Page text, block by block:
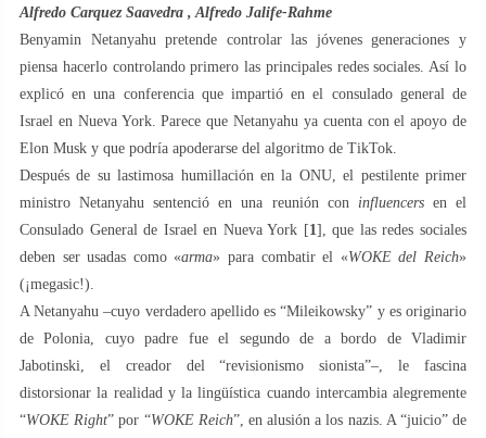
Alfredo Carquez Saavedra , Alfredo Jalife-Rahme
Benyamin Netanyahu pretende controlar las jóvenes generaciones y
piensa hacerlo controlando primero las principales redes sociales. Así lo
explicó en una conferencia que impartió en el consulado general de
Israel en Nueva York. Parece que Netanyahu ya cuenta con el apoyo de
Elon Musk y que podría apoderarse del algoritmo de TikTok.
Después de su lastimosa humillación en la ONU, el pestilente primer
ministro Netanyahu sentenció en una reunión con influencersen el
Consulado General de Israel en Nueva York [1], que las redes sociales
deben ser usadas como «arma» para combatir el «WOKE del Reich»
(¡megasic!).
A Netanyahu –cuyo verdadero apellido es “Mileikowsky” y es originario
de Polonia, cuyo padre fue el segundo de a bordo de Vladimir
Jabotinski, el creador del “revisionismo sionista”–, le fascina
distorsionar la realidad y la lingüística cuando intercambia alegremente
“WOKE Right” por “WOKE Reich”, en alusión a los nazis. A “juicio” de